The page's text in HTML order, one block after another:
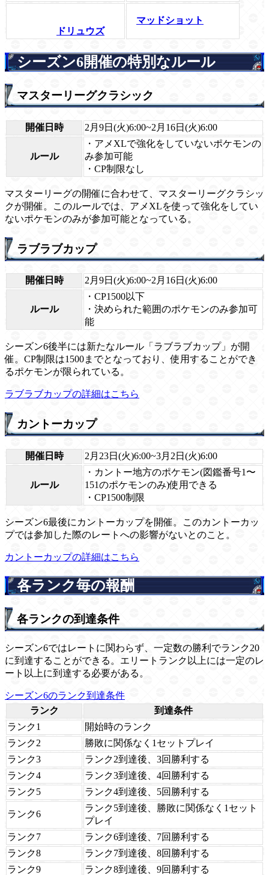
ドリュウズ
マッドショット
シーズン6開催の特別なルール
マスターリーグクラシック
開催日時 2月9日(火)6:00~2月16日(火)6:00
ルール
・アメXLで強化をしていないポケモンの
み参加可能
・CP制限なし
マスターリーグの開催に合わせて、マスターリーグクラシッ
クが開催。このルールでは、アメXLを使って強化をしてい
ないポケモンのみが参加可能となっている。
ラブラブカップ
開催日時 2月9日(火)6:00~2月16日(火)6:00
ルール
・CP1500以下
・決められた範囲のポケモンのみ参加可
能
シーズン6後半には新たなルール「ラブラブカップ」が開
催。CP制限は1500までとなっており、使用することができ
るポケモンが限られている。
ラブラブカップの詳細はこちら
カントーカップ
開催日時 2月23日(火)6:00~3月2日(火)6:00
ルール
・カントー地方のポケモン(図鑑番号1〜
151のポケモンのみ)使用できる
・CP1500制限
シーズン6最後にカントーカップを開催。このカントーカッ
プでは参加した際のレートへの影響がないとのこと。
カントーカップの詳細はこちら
各ランク毎の報酬
各ランクの到達条件
シーズン6ではレートに関わらず、一定数の勝利でランク20
に到達することができる。エリートランク以上には一定のレ
ート以上に到達する必要がある。
シーズン6のランク到達条件
ランク
到達条件
ランク1
開始時のランク
ランク2
勝敗に関係なく1セットプレイ
ランク3
ランク2到達後、3回勝利する
ランク4
ランク3到達後、4回勝利する
ランク5
ランク4到達後、5回勝利する
ランク6
ランク5到達後、勝敗に関係なく1セット
プレイ
ランク7
ランク6到達後、7回勝利する
ランク8
ランク7到達後、8回勝利する
ランク9
ランク8到達後、9回勝利する